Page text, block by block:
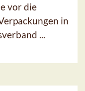
vor die
in
...